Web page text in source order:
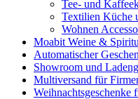
Tee- und
Textilien Küche
Wohnen
Moabit Weine &
Automatischer
Showroom und
Multiversand für
Weihnachtsgeschenke